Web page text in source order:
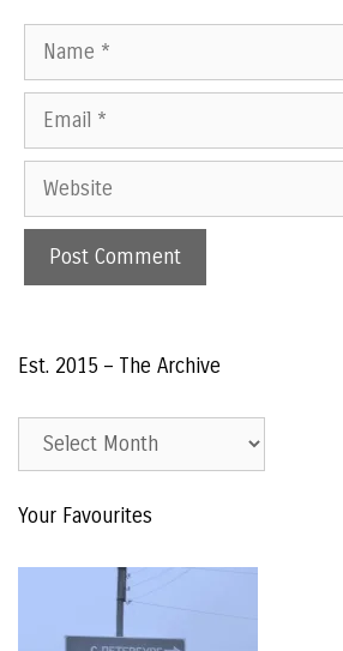
Name
Email
Website
Est. 2015 – The Archive
Est.
The
Your Favourites